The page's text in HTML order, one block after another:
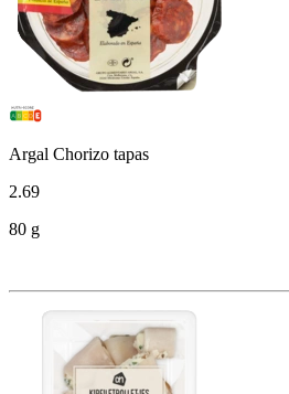
Argal Chorizo tapas
2.69
80 g